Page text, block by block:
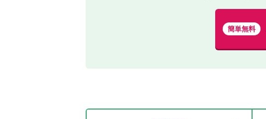
簡単無料